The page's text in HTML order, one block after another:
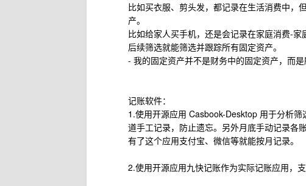
比如买衣服、剪头发，都记录在生活消费中，
产。
比如给家人买手机，还是会记录在家庭消费-
后续筛选就能筛选并跟踪所有固定资产。
- 我的固定资产并不是财务中的固定资产，而是
记账软件：
1.使用开源应用 Casbook-Desktop 用于分析
道手工记录，防止遗忘。另外月底手动记录各
有了这个应用支付宝、微信等就能按月记录。
2.使用开源应用九快记账作为实际记账应用，